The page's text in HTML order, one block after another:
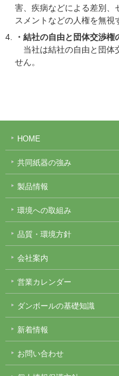
害、疾病などによる差別、
スメントなどの人権を無視
・結社の自由と団体交渉権
当社は結社の自由と団体
せん。
HOME
共同紙器の強み
製品情報
環境への取組み
品質・環境方針
会社案内
営業カレンダー
ダンボールの基礎知識
新着情報
お問い合わせ